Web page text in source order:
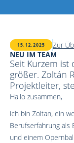
15.12.2025
Zur
NEU IM TEAM
Seit Kurzem
größer. Zoltán
Projektleiter,
Hallo zusammen,
ich bin Zoltan, ein
Berufserfahrung als
und einem